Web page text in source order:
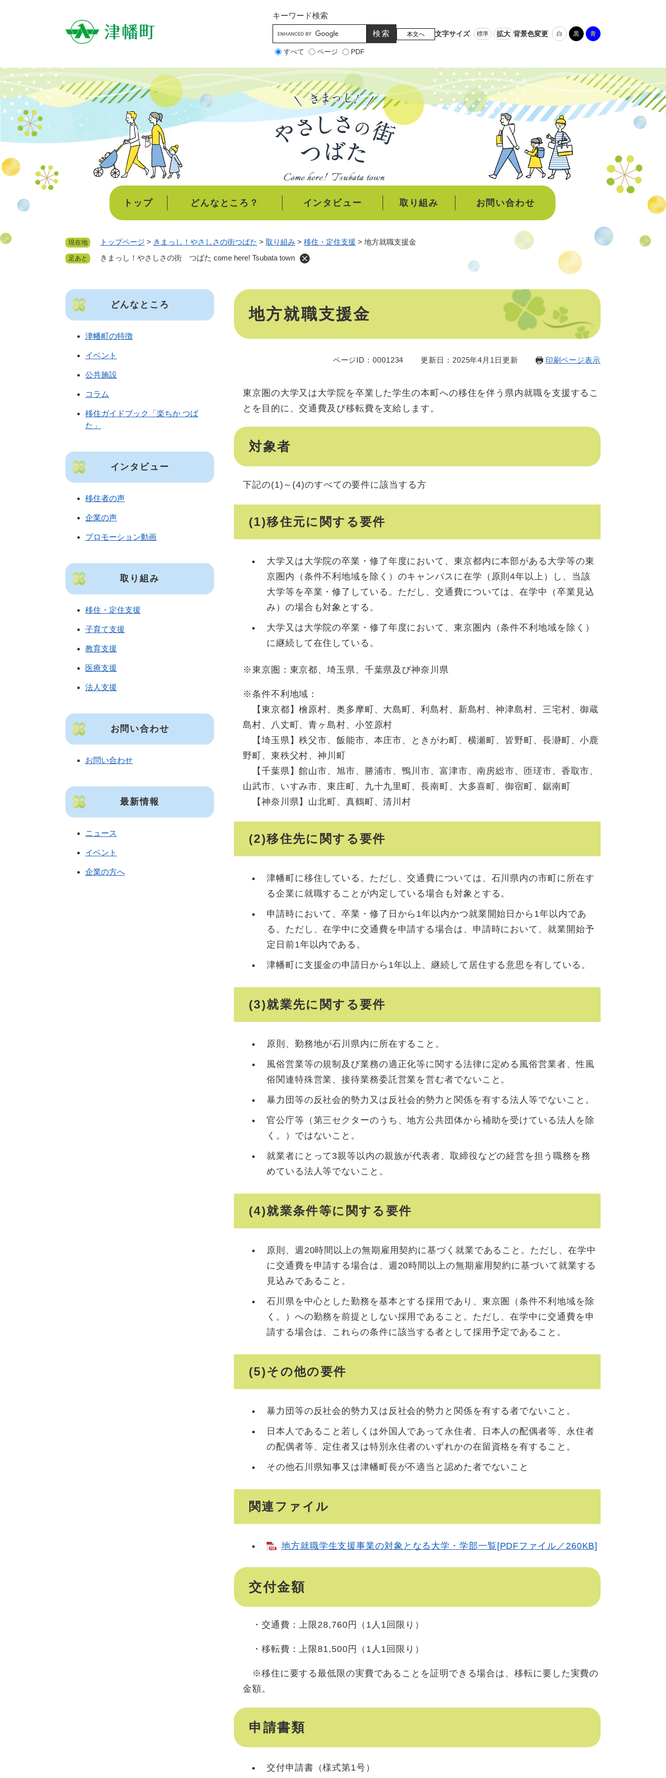
で
。
キーワード検索
すべて ページ PDF
本文へ 文字サイズ 標準 拡大 背景色変更 白 黒 青
トップ どんなところ？ インタビュー 取り組み お問い合わせ
現在地 トップページ > きまっし！やさしさの街つばた > 取り組み > 移住・定住支援 > 地方就職支援金
足あと きまっし！やさしさの街 つばた come here! Tsubata town
本
地方就職支援金
ページID：0001234 更新日：2025年4月1日更新 印刷ページ表示
東京圏の大学又は大学院を卒業した学生の本町への移住を伴う県内就職を支援するこ
とを目的に、交通費及び移転費を支給します。
対象者
下記の(1)～(4)のすべての要件に該当する方
(1)移住元に関する要件
大学又は大学院の卒業・修了年度において、東京都内に本部がある大学等の東
京圏内（条件不利地域を除く）のキャンパスに在学（原則4年以上）し、当該
大学等を卒業・修了している。ただし、交通費については、在学中（卒業見込
み）の場合も対象とする。
大学又は大学院の卒業・修了年度において、東京圏内（条件不利地域を除く）
に継続して在住している。
※東京圏：東京都、埼玉県、千葉県及び神奈川県
※条件不利地域：
【東京都】檜原村、奥多摩町、大島町、利島村、新島村、神津島村、三宅村、御蔵
島村、八丈町、青ヶ島村、小笠原村
【埼玉県】秩父市、飯能市、本庄市、ときがわ町、横瀬町、皆野町、長瀞町、小鹿
野町、東秩父村、神川町
【千葉県】館山市、旭市、勝浦市、鴨川市、富津市、南房総市、匝瑳市、香取市、
山武市、いすみ市、東庄町、九十九里町、長南町、大多喜町、御宿町、鋸南町
【神奈川県】山北町、真鶴町、清川村
(2)移住先に関する要件
津幡町に移住している。ただし、交通費については、石川県内の市町に所在す
る企業に就職することが内定している場合も対象とする。
申請時において、卒業・修了日から1年以内かつ就業開始日から1年以内であ
る。ただし、在学中に交通費を申請する場合は、申請時において、就業開始予
定日前1年以内である。
津幡町に支援金の申請日から1年以上、継続して居住する意思を有している。
(3)就業先に関する要件
原則、勤務地が石川県内に所在すること。
風俗営業等の規制及び業務の適正化等に関する法律に定める風俗営業者、性風
俗関連特殊営業、接待業務委託営業を営む者でないこと。
暴力団等の反社会的勢力又は反社会的勢力と関係を有する法人等でないこと。
官公庁等（第三セクターのうち、地方公共団体から補助を受けている法人を除
く。）ではないこと。
就業者にとって3親等以内の親族が代表者、取締役などの経営を担う職務を務
めている法人等でないこと。
(4)就業条件等に関する要件
原則、週20時間以上の無期雇用契約に基づく就業であること。ただし、在学中
に交通費を申請する場合は、週20時間以上の無期雇用契約に基づいて就業する
見込みであること。
石川県を中心とした勤務を基本とする採用であり、東京圏（条件不利地域を除
く。）への勤務を前提としない採用であること。ただし、在学中に交通費を申
請する場合は、これらの条件に該当する者として採用予定であること。
(5)その他の要件
暴力団等の反社会的勢力又は反社会的勢力と関係を有する者でないこと。
日本人であること若しくは外国人であって永住者、日本人の配偶者等、永住者
の配偶者等、定住者又は特別永住者のいずれかの在留資格を有すること。
その他石川県知事又は津幡町長が不適当と認めた者でないこと
関連ファイル
地方就職学生支援事業の対象となる大学・学部一覧[PDFファイル／260KB]
交付金額
・交通費：上限28,760円（1人1回限り）
・移転費：上限81,500円（1人1回限り）
※移住に要する最低限の実費であることを証明できる場合は、移転に要した実費の
金額。
申請書類
交付申請書（様式第1号）
どんなところ
津幡町の特徴
イベント
公共施設
コラム
移住ガイドブック「楽ちか つば
た」
インタビュー
移住者の声
企業の声
プロモーション動画
取り組み
移住・定住支援
子育て支援
教育支援
医療支援
法人支援
お問い合わせ
お問い合わせ
最新情報
ニュース
イベント
企業の方へ